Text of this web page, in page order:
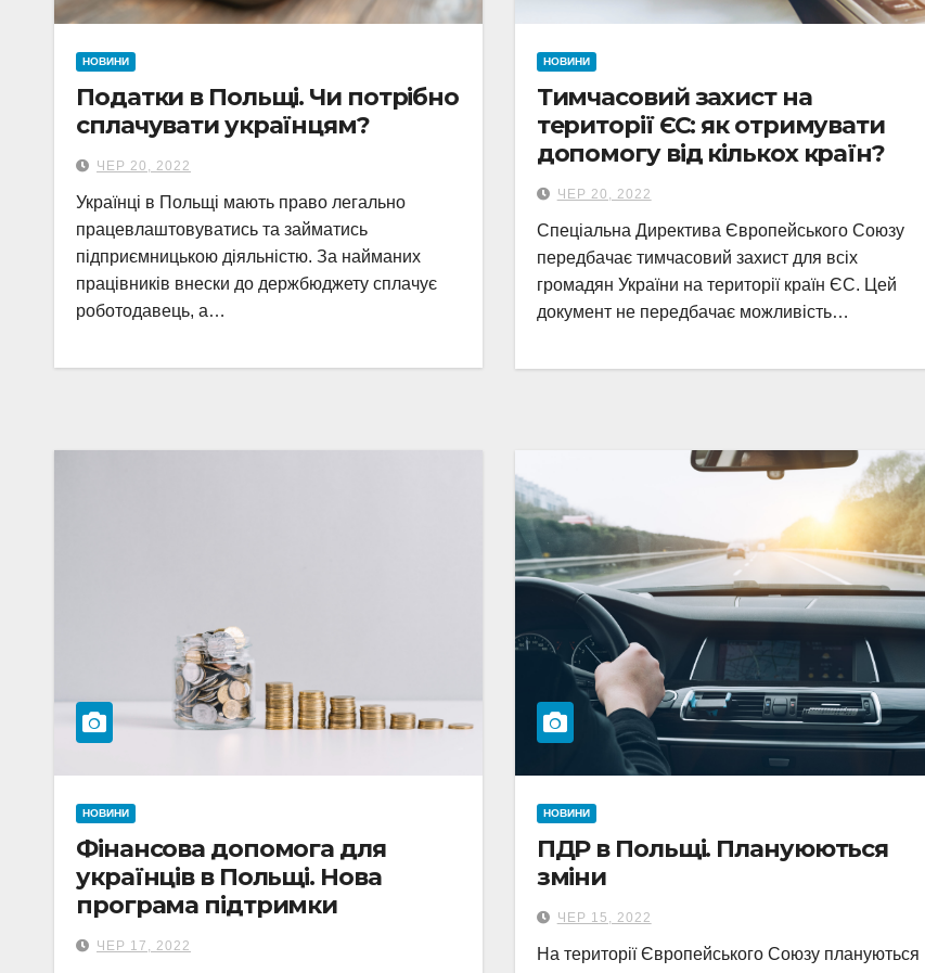
НОВИНИ
Податки в Польщі. Чи потрібно
сплачувати українцям?
ЧЕР 20, 2022
Українці в Польщі мають право легально
працевлаштовуватись та займатись
підприємницькою діяльністю. За найманих
працівників внески до держбюджету сплачує
роботодавець, а…
НОВИНИ
Тимчасовий захист на
території ЄС: як отримувати
допомогу від кількох країн?
ЧЕР 20, 2022
Спеціальна Директива Європейського Союзу
передбачає тимчасовий захист для всіх
громадян України на території країн ЄС. Цей
документ не передбачає можливість…
НОВИНИ
Фінансова допомога для
українців в Польщі. Нова
програма підтримки
ЧЕР 17, 2022
НОВИНИ
ПДР в Польщі. Плануюються
зміни
ЧЕР 15, 2022
На території Європейського Союзу плануються